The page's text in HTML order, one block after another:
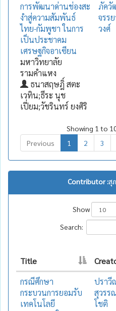
การพัฒนาด่านช่องสะ
งำสู่ความสัมพันธ์
ไทย-กัมพูชา ในการ
เป็นประชาคม
เศรษฐกิจอาเซียน
มหาวิทยาลัย
รามคำแหง
ธนาสฤษฎิ์ สตะ
เวทิน;ธีระ นุช
เปี่ยม;วัชรินทร์ ยงศิริ
ภัควั
จรร
วงศ์
Showing 1 to
Previous
1 2 3
Contributor :สุ
Show
Search:
Title
กรณีศึกษา
กระบวนการยอมรับ
เทคโนโลยี
ปราวี
สุวรร
โชติ